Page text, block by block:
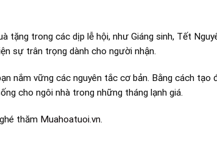
tặng trong các dịp lễ hội, như Giáng sinh, Tết
sự trân trọng dành cho người nhận.
nắm vững các nguyên tắc cơ bản. Bằng cách tạo
cho ngôi nhà trong những tháng lạnh giá.
thăm Muahoatuoi.vn.